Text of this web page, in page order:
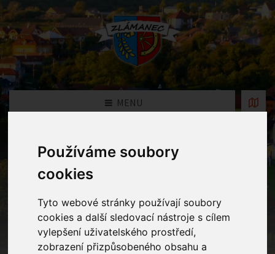
Používáme soubory
cookies
Tyto webové stránky používají soubory
cookies a další sledovací nástroje s cílem
vylepšení uživatelského prostředí,
zobrazení přizpůsobeného obsahu a
MENU
Fotogalerie